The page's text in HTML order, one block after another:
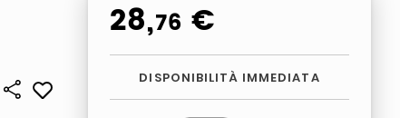
28,76 €
DISPONIBILITÀ IMMEDIATA